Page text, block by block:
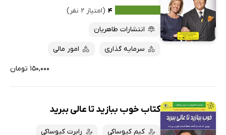
۴ (امتیاز ۲ نفر)
انتشارات طاهریان
سرمایه گذاری امور مالی
۱۵۰,۰۰۰ تومان
کتاب خوب ببازید تا عالی ببرید
کیم کیوساکی رابرت کیوساکی